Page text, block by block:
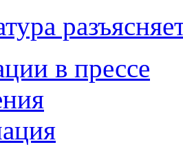
в прессе